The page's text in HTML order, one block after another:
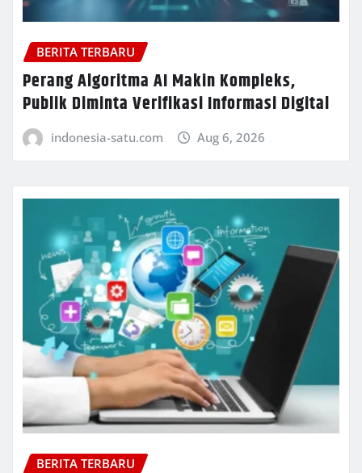
BERITA TERBARU
Perang Algoritma AI Makin Kompleks,
Publik Diminta Verifikasi Informasi Digital
indonesia-satu.com Aug 6, 2026
BERITA TERBARU